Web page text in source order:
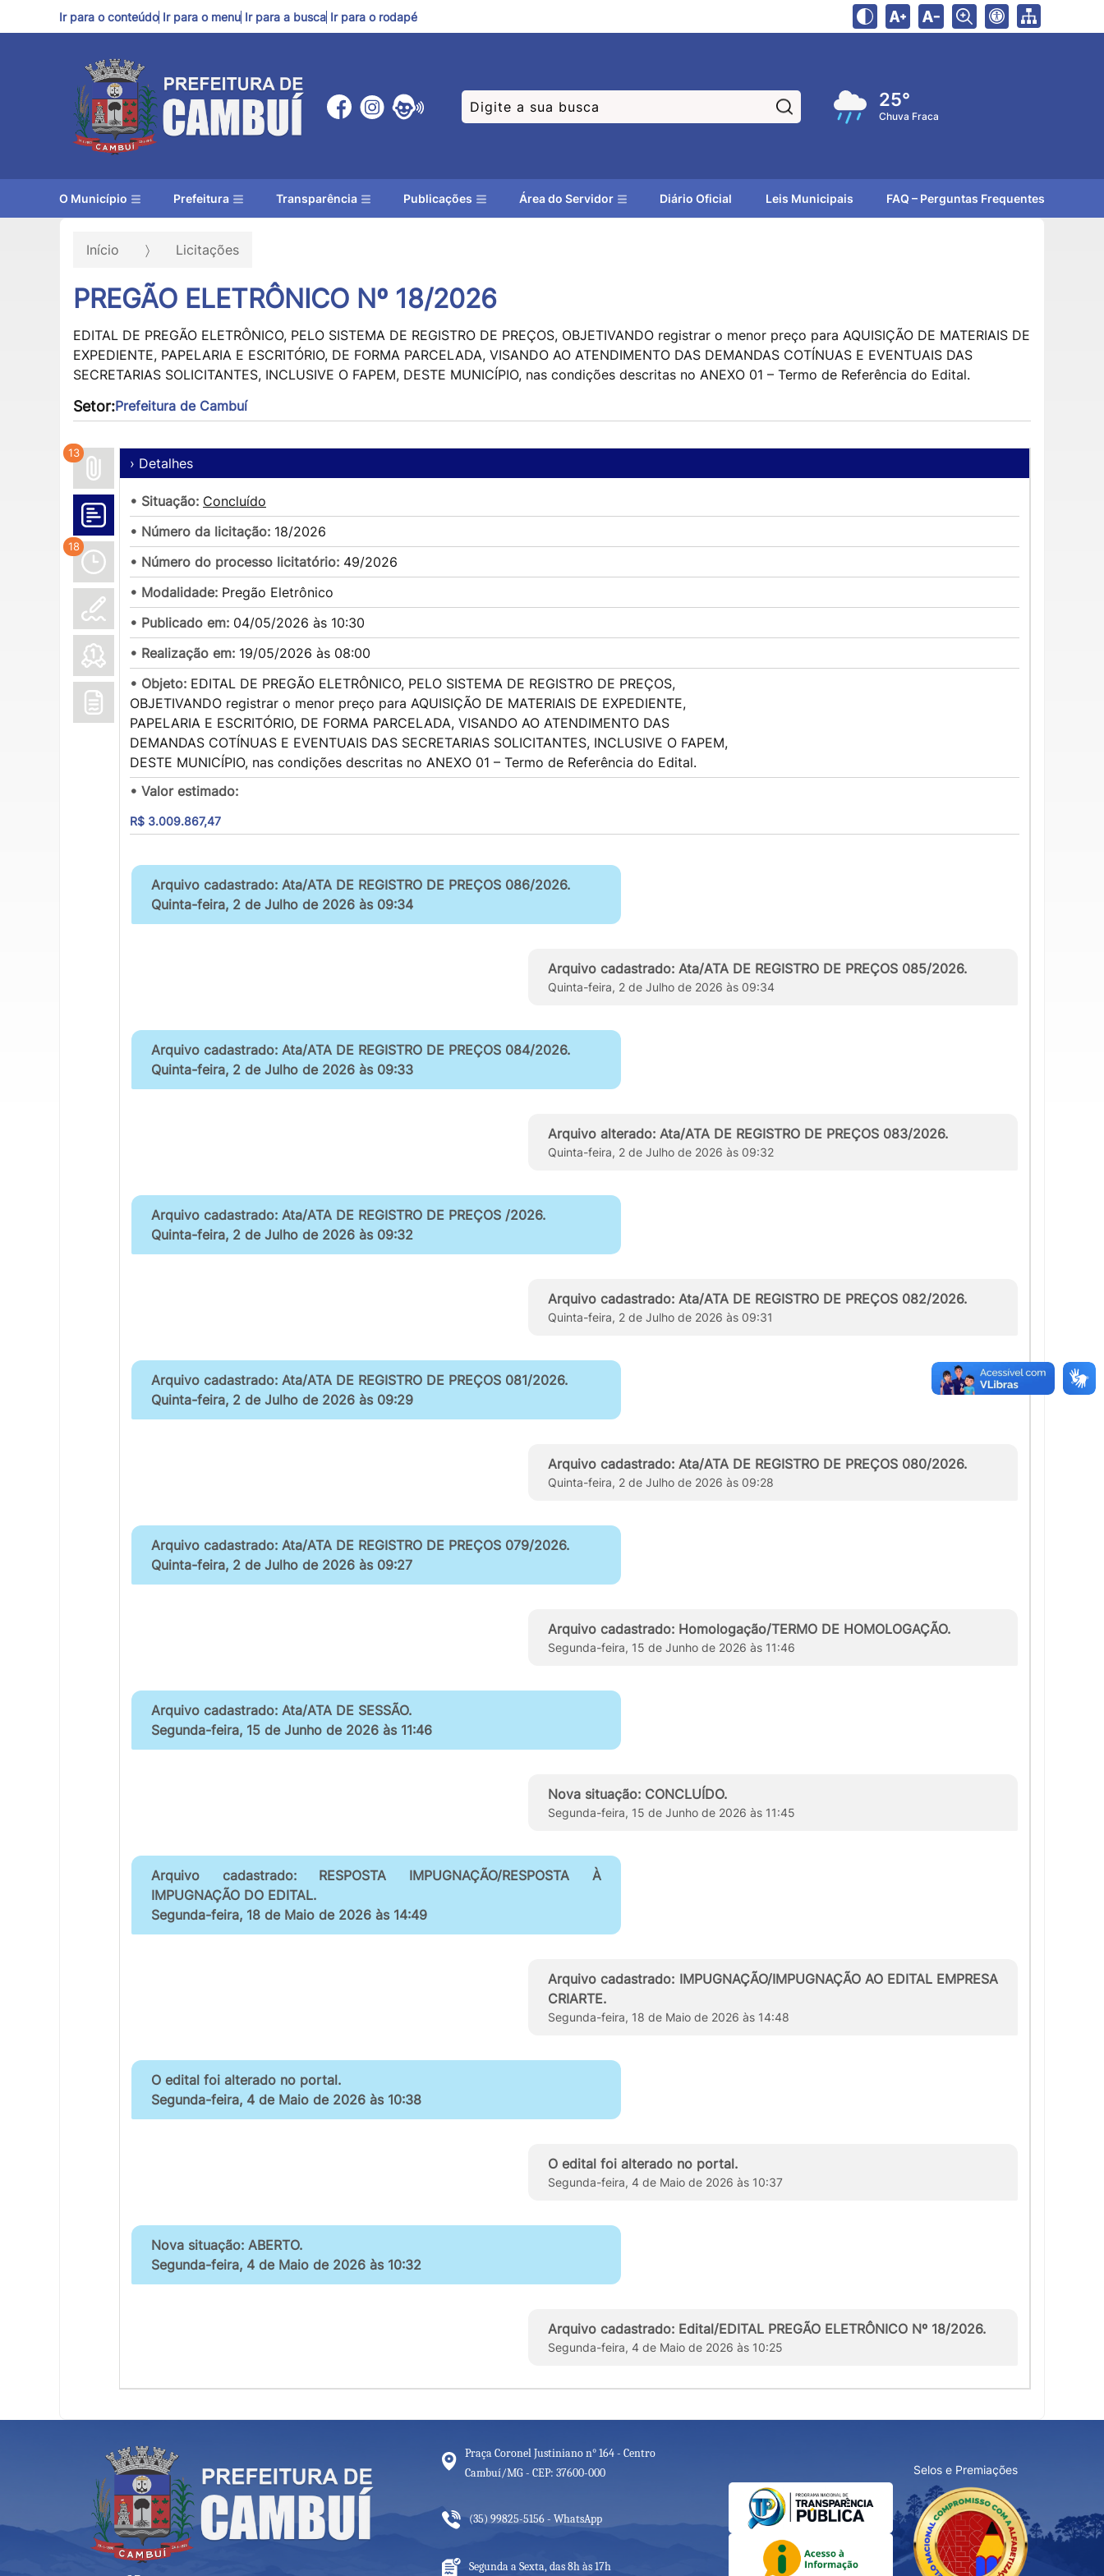
Ir para o conteúdo Ir para o menu Ir para a busca Ir para o rodapé
Pesquisar: 25°
Chuva Fraca
O Município Prefeitura Transparência Publicações Área do Servidor Diário Oficial Leis Municipais FAQ – Perguntas Frequentes
Início Licitações
PREGÃO ELETRÔNICO Nº 18/2026
EDITAL DE PREGÃO ELETRÔNICO, PELO SISTEMA DE REGISTRO DE PREÇOS, OBJETIVANDO registrar o menor preço para AQUISIÇÃO DE MATERIAIS DE
EXPEDIENTE, PAPELARIA E ESCRITÓRIO, DE FORMA PARCELADA, VISANDO AO ATENDIMENTO DAS DEMANDAS COTÍNUAS E EVENTUAIS DAS
SECRETARIAS SOLICITANTES, INCLUSIVE O FAPEM, DESTE MUNICÍPIO, nas condições descritas no ANEXO 01 – Termo de Referência do Edital.
Setor:Prefeitura de Cambuí
13
18
› Detalhes
• Situação: Concluído
• Número da licitação: 18/2026
• Número do processo licitatório: 49/2026
• Modalidade: Pregão Eletrônico
• Publicado em: 04/05/2026 às 10:30
• Realização em: 19/05/2026 às 08:00
• Objeto: EDITAL DE PREGÃO ELETRÔNICO, PELO SISTEMA DE REGISTRO DE PREÇOS,
OBJETIVANDO registrar o menor preço para AQUISIÇÃO DE MATERIAIS DE EXPEDIENTE,
PAPELARIA E ESCRITÓRIO, DE FORMA PARCELADA, VISANDO AO ATENDIMENTO DAS
DEMANDAS COTÍNUAS E EVENTUAIS DAS SECRETARIAS SOLICITANTES, INCLUSIVE O FAPEM,
DESTE MUNICÍPIO, nas condições descritas no ANEXO 01 – Termo de Referência do Edital.
• Valor estimado:
R$ 3.009.867,47
Arquivo cadastrado: Ata/ATA DE REGISTRO DE PREÇOS 086/2026.
Quinta-feira, 2 de Julho de 2026 às 09:34
Arquivo cadastrado: Ata/ATA DE REGISTRO DE PREÇOS 085/2026.
Quinta-feira, 2 de Julho de 2026 às 09:34
Arquivo cadastrado: Ata/ATA DE REGISTRO DE PREÇOS 084/2026.
Quinta-feira, 2 de Julho de 2026 às 09:33
Arquivo alterado: Ata/ATA DE REGISTRO DE PREÇOS 083/2026.
Quinta-feira, 2 de Julho de 2026 às 09:32
Arquivo cadastrado: Ata/ATA DE REGISTRO DE PREÇOS /2026.
Quinta-feira, 2 de Julho de 2026 às 09:32
Arquivo cadastrado: Ata/ATA DE REGISTRO DE PREÇOS 082/2026.
Quinta-feira, 2 de Julho de 2026 às 09:31
Arquivo cadastrado: Ata/ATA DE REGISTRO DE PREÇOS 081/2026.
Quinta-feira, 2 de Julho de 2026 às 09:29
Arquivo cadastrado: Ata/ATA DE REGISTRO DE PREÇOS 080/2026.
Quinta-feira, 2 de Julho de 2026 às 09:28
Arquivo cadastrado: Ata/ATA DE REGISTRO DE PREÇOS 079/2026.
Quinta-feira, 2 de Julho de 2026 às 09:27
Arquivo cadastrado: Homologação/TERMO DE HOMOLOGAÇÃO.
Segunda-feira, 15 de Junho de 2026 às 11:46
Arquivo cadastrado: Ata/ATA DE SESSÃO.
Segunda-feira, 15 de Junho de 2026 às 11:46
Nova situação: CONCLUÍDO.
Segunda-feira, 15 de Junho de 2026 às 11:45
Arquivo cadastrado: RESPOSTA IMPUGNAÇÃO/RESPOSTA À
IMPUGNAÇÃO DO EDITAL.
Segunda-feira, 18 de Maio de 2026 às 14:49
Arquivo cadastrado: IMPUGNAÇÃO/IMPUGNAÇÃO AO EDITAL EMPRESA
CRIARTE.
Segunda-feira, 18 de Maio de 2026 às 14:48
O edital foi alterado no portal.
Segunda-feira, 4 de Maio de 2026 às 10:38
O edital foi alterado no portal.
Segunda-feira, 4 de Maio de 2026 às 10:37
Nova situação: ABERTO.
Segunda-feira, 4 de Maio de 2026 às 10:32
Arquivo cadastrado: Edital/EDITAL PREGÃO ELETRÔNICO Nº 18/2026.
Segunda-feira, 4 de Maio de 2026 às 10:25
Praça Coronel Justiniano n° 164 - Centro
Cambuí/MG - CEP: 37600-000
(35) 99825-5156 - WhatsApp
Segunda a Sexta, das 8h às 17h
Selos e Premiações